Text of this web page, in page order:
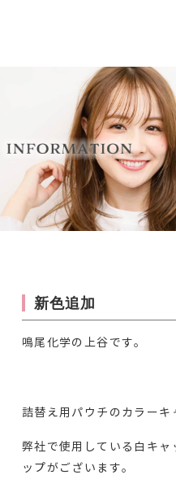
新色追加
鳴尾化学の上谷です。
詰替え用パウチのカラーキ
弊社で使用している白キャ
ップがございます。